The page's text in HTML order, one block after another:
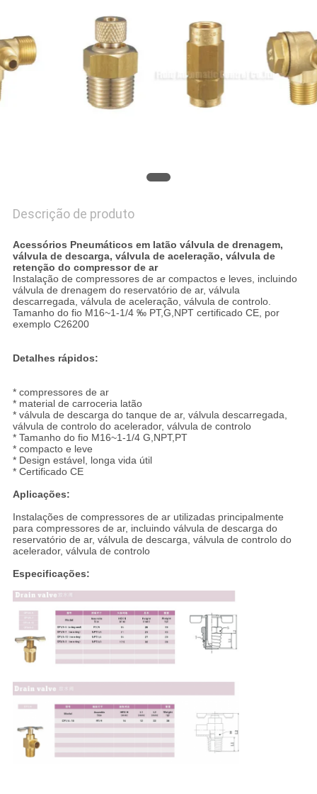
Descrição de produto
Acessórios Pneumáticos em latão válvula de drenagem,
válvula de descarga, válvula de aceleração, válvula de
retenção do compressor de ar
Instalação de compressores de ar compactos e leves, incluindo
válvula de drenagem do reservatório de ar, válvula
descarregada, válvula de aceleração, válvula de controlo.
Tamanho do fio M16~1-1/4 ‰ PT,G,NPT certificado CE, por
exemplo C26200
Detalhes rápidos:
* compressores de ar
* material de carroceria latão
* válvula de descarga do tanque de ar, válvula descarregada,
válvula de controlo do acelerador, válvula de controlo
* Tamanho do fio M16~1-1/4 G,NPT,PT
* compacto e leve
* Design estável, longa vida útil
* Certificado CE
Aplicações:
Instalações de compressores de ar utilizadas principalmente
para compressores de ar, incluindo válvula de descarga do
reservatório de ar, válvula de descarga, válvula de controlo do
acelerador, válvula de controlo
Especificações: